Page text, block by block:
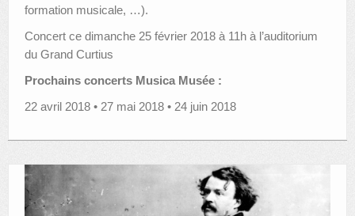
formation musicale, …).
Concert ce dimanche 25 février 2018 à 11h à l’auditorium
du Grand Curtius
Prochains concerts Musica Musée :
22 avril 2018 • 27 mai 2018 • 24 juin 2018